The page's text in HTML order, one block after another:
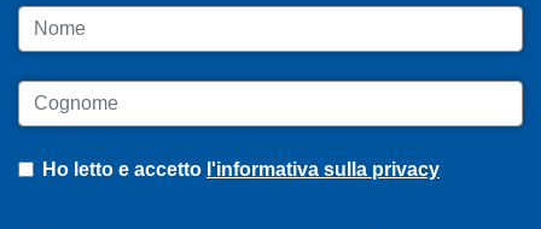
Nome
Cognome
Ho letto e accetto l'informativa sulla privacy